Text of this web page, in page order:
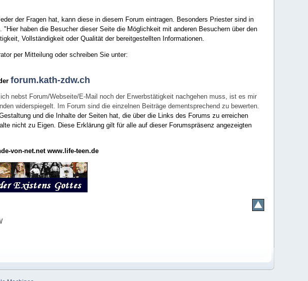
der Fragen hat, kann diese in diesem Forum eintragen. Besonders Priester sind in
haben die Besucher dieser Seite die Möglichkeit mit anderen Besuchern über den
Vollständigkeit oder Qualität der bereitgestellten Informationen.
per Mitteilung oder schreiben Sie unter:
forum.kath-zdw.ch
nebst Forum/Webseite/E-Mail noch der Erwerbstätigkeit nachgehen muss, ist es mir
widerspiegelt. Im Forum sind die einzelnen Beiträge dementsprechend zu bewerten.
und die Inhalte der Seiten hat, die über die Links des Forums zu erreichen
nicht zu Eigen. Diese Erklärung gilt für alle auf dieser Forumspräsenz angezeigten
von-net.net www.life-teen.de